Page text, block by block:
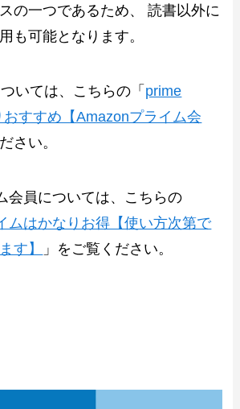
の一つであるため、 読書以外に
も可能となります。
いては、こちらの「 prime
すすめ【Amazonプライム会
さい。
会員については、こちらの
ムはかなりお得【使い方次第で
す】
」をご覧ください。